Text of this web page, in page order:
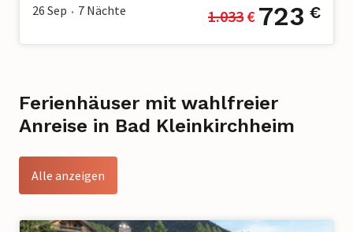
26 Sep • 7 Nächte 1.033 € 723 €
Ferienhäuser mit wahlfreier
Anreise in Bad Kleinkirchheim
Alle anzeigen